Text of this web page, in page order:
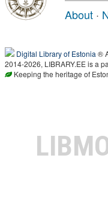
About ·
Digital Library of Estonia ®
2014-2026, LIBRARY.EE is a
Keeping the heritage of